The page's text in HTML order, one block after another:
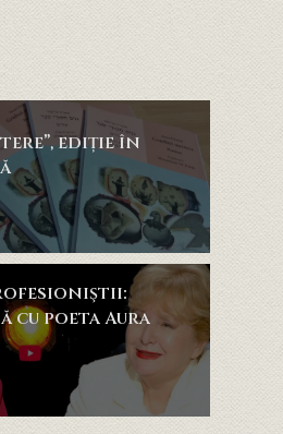
ediție în
cu poeta Aura